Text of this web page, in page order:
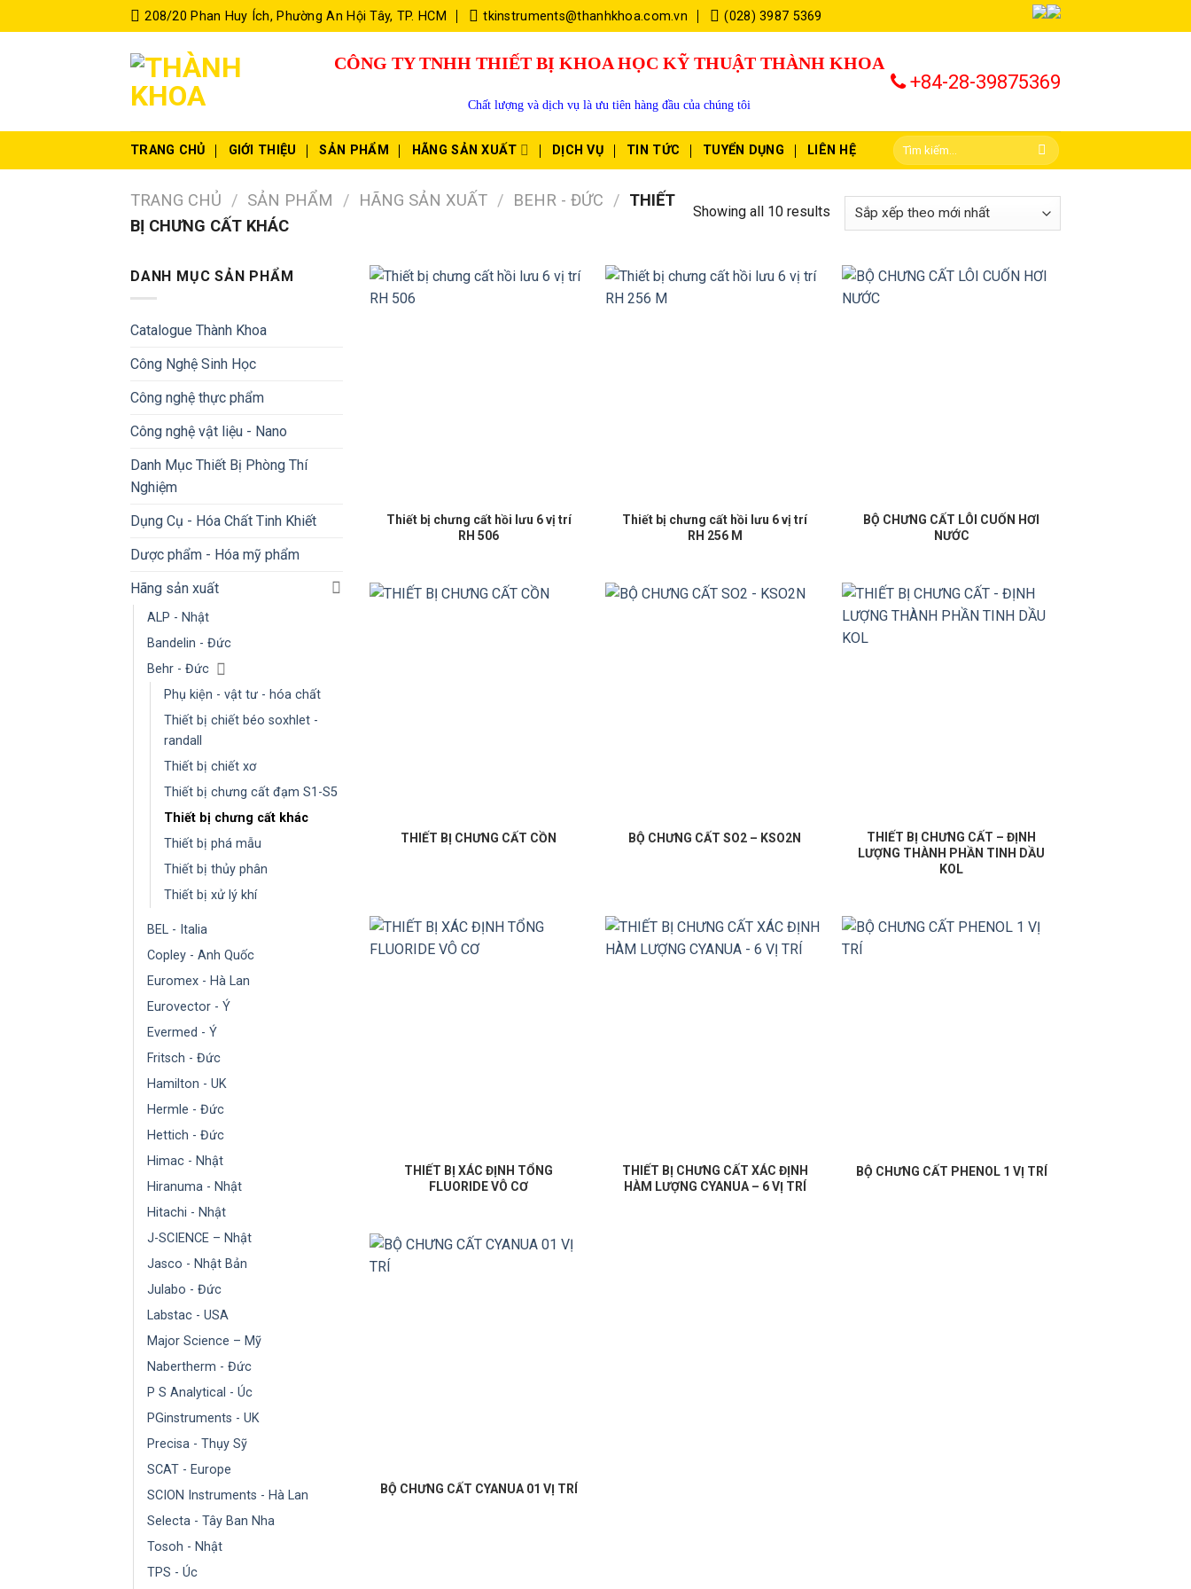
to
208/20 Phan Huy Ích, Phường An Hội Tây, TP. HCM tkinstruments@thanhkhoa.com.vn (028) 3987 5369
CÔNG TY TNHH THIẾT BỊ KHOA HỌC KỸ THUẬT THÀNH KHOA
Chất lượng và dịch vụ là ưu tiên hàng đầu của chúng tôi
+84-28-39875369
TRANG CHỦ GIỚI THIỆU SẢN PHẨM HÃNG SẢN XUẤT DỊCH VỤ TIN TỨC TUYỂN DỤNG LIÊN HỆ
TRANG CHỦ / SẢN PHẨM / HÃNG SẢN XUẤT / BEHR - ĐỨC / THIẾT
BỊ CHƯNG CẤT KHÁC
Showing all 10 results
DANH MỤC SẢN PHẨM
Catalogue Thành Khoa
Công Nghệ Sinh Học
Công nghệ thực phẩm
Công nghệ vật liệu - Nano
Danh Mục Thiết Bị Phòng Thí
Nghiệm
Dụng Cụ - Hóa Chất Tinh Khiết
Dược phẩm - Hóa mỹ phẩm
Hãng sản xuất
ALP - Nhật
Bandelin - Đức
Behr - Đức
Phụ kiện - vật tư - hóa chất
Thiết bị chiết béo soxhlet -
randall
Thiết bị chiết xơ
Thiết bị chưng cất đạm S1-S5
Thiết bị chưng cất khác
Thiết bị phá mẫu
Thiết bị thủy phân
Thiết bị xử lý khí
BEL - Italia
Copley - Anh Quốc
Euromex - Hà Lan
Eurovector - Ý
Evermed - Ý
Fritsch - Đức
Hamilton - UK
Hermle - Đức
Hettich - Đức
Himac - Nhật
Hiranuma - Nhật
Hitachi - Nhật
J-SCIENCE – Nhật
Jasco - Nhật Bản
Julabo - Đức
Labstac - USA
Major Science – Mỹ
Nabertherm - Đức
P S Analytical - Úc
PGinstruments - UK
Precisa - Thụy Sỹ
SCAT - Europe
SCION Instruments - Hà Lan
Selecta - Tây Ban Nha
Tosoh - Nhật
TPS - Úc
Thiết bị chưng cất hồi lưu 6 vị trí
RH 506
Thiết bị chưng cất hồi lưu 6 vị trí
RH 256 M
BỘ CHƯNG CẤT LÔI CUỐN HƠI
NƯỚC
THIẾT BỊ CHƯNG CẤT CỒN BỘ CHƯNG CẤT SO2 – KSO2N
THIẾT BỊ CHƯNG CẤT – ĐỊNH
LƯỢNG THÀNH PHẦN TINH DẦU
KOL
THIẾT BỊ XÁC ĐỊNH TỔNG
FLUORIDE VÔ CƠ
THIẾT BỊ CHƯNG CẤT XÁC ĐỊNH
HÀM LƯỢNG CYANUA – 6 VỊ TRÍ
BỘ CHƯNG CẤT PHENOL 1 VỊ TRÍ
BỘ CHƯNG CẤT CYANUA 01 VỊ TRÍ